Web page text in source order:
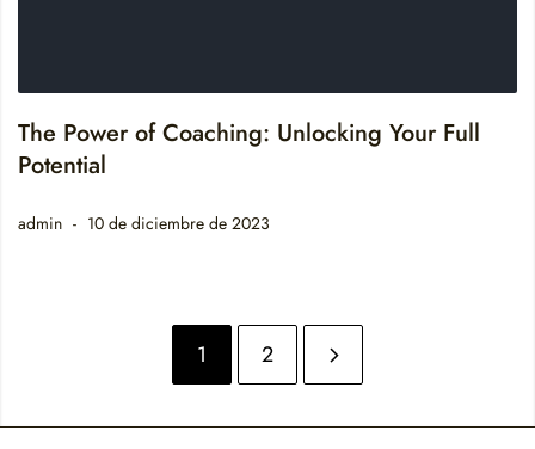
The Power of Coaching: Unlocking Your Full
Potential
admin 10 de diciembre de 2023
1 2